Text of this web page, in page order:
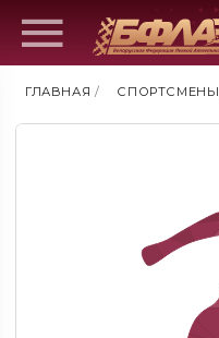
ГЛАВНАЯ / СПОРТСМЕНЫ